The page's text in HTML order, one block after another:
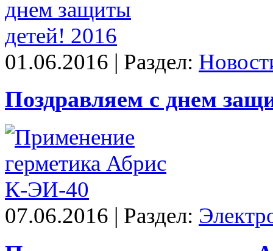
01.06.2016 | Раздел:
Поздравляем с днем
07.06.2016 | Раздел: